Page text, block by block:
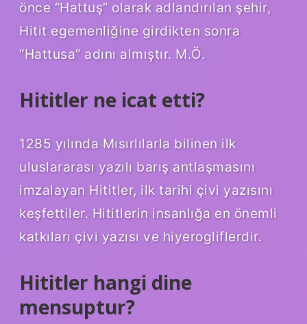
önce “Hattuş” olarak adlandırılan şehir,
Hitit egemenliğine girdikten sonra
“Hattusa” adını almıştır. M.Ö.
Hititler ne icat etti?
1285 yılında Mısırlılarla bilinen ilk
uluslararası yazılı barış antlaşmasını
imzalayan Hititler, ilk tarihi çivi yazısını
keşfettiler. Hititlerin insanlığa en önemli
katkıları çivi yazısı ve hiyerogliflerdir.
Hititler hangi dine
mensuptur?